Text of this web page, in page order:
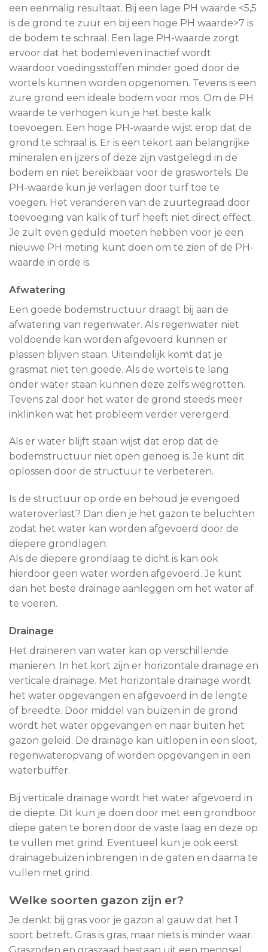
een eenmalig resultaat. Bij een lage PH waarde <5,5
is de grond te zuur en bij een hoge PH waarde>7 is
de bodem te schraal. Een lage PH-waarde zorgt
ervoor dat het bodemleven inactief wordt
waardoor voedingsstoffen minder goed door de
wortels kunnen worden opgenomen. Tevens is een
zure grond een ideale bodem voor mos. Om de PH
waarde te verhogen kun je het beste kalk
toevoegen. Een hoge PH-waarde wijst erop dat de
grond te schraal is. Er is een tekort aan belangrijke
mineralen en ijzers of deze zijn vastgelegd in de
bodem en niet bereikbaar voor de graswortels. De
PH-waarde kun je verlagen door turf toe te
voegen. Het veranderen van de zuurtegraad door
toevoeging van kalk of turf heeft niet direct effect.
Je zult even geduld moeten hebben voor je een
nieuwe PH meting kunt doen om te zien of de PH-
waarde in orde is.
Afwatering
Een goede bodemstructuur draagt bij aan de
afwatering van regenwater. Als regenwater niet
voldoende kan worden afgevoerd kunnen er
plassen blijven staan. Uiteindelijk komt dat je
grasmat niet ten goede. Als de wortels te lang
onder water staan kunnen deze zelfs wegrotten.
Tevens zal door het water de grond steeds meer
inklinken wat het probleem verder verergerd.
Als er water blijft staan wijst dat erop dat de
bodemstructuur niet open genoeg is. Je kunt dit
oplossen door de structuur te verbeteren.
Is de structuur op orde en behoud je evengoed
wateroverlast? Dan dien je het gazon te beluchten
zodat het water kan worden afgevoerd door de
diepere grondlagen.
Als de diepere grondlaag te dicht is kan ook
hierdoor geen water worden afgevoerd. Je kunt
dan het beste drainage aanleggen om het water af
te voeren.
Drainage
Het draineren van water kan op verschillende
manieren. In het kort zijn er horizontale drainage en
verticale drainage. Met horizontale drainage wordt
het water opgevangen en afgevoerd in de lengte
of breedte. Door middel van buizen in de grond
wordt het water opgevangen en naar buiten het
gazon geleid. De drainage kan uitlopen in een sloot,
regenwateropvang of worden opgevangen in een
waterbuffer.
Bij verticale drainage wordt het water afgevoerd in
de diepte. Dit kun je doen door met een grondboor
diepe gaten te boren door de vaste laag en deze op
te vullen met grind. Eventueel kun je ook eerst
drainagebuizen inbrengen in de gaten en daarna te
vullen met grind.
Welke soorten gazon zijn er?
Je denkt bij gras voor je gazon al gauw dat het 1
soort betreft. Gras is gras, maar niets is minder waar.